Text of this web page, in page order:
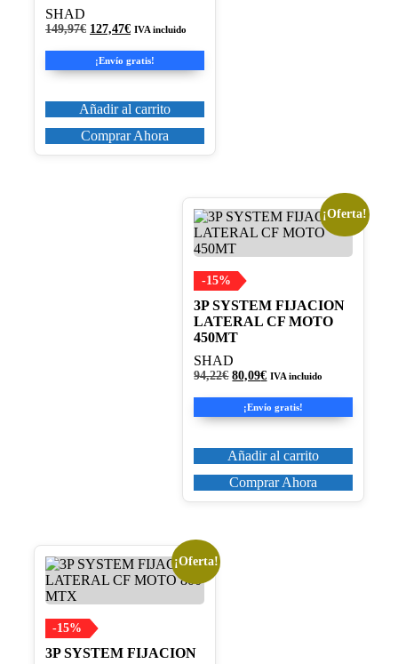
SHAD
149,97€ El
original
era:
127,47€El
actual
es:
IVA incluido
¡Envío gratis!
Añadir al carrito
Comprar Ahora
¡Oferta!
-15%
3P SYSTEM FIJACION
LATERAL CF MOTO
450MT
SHAD
94,22€ El
original
era:
80,09€El
actual
es:
IVA incluido
¡Envío gratis!
Añadir al carrito
Comprar Ahora
¡Oferta!
-15%
3P SYSTEM FIJACION